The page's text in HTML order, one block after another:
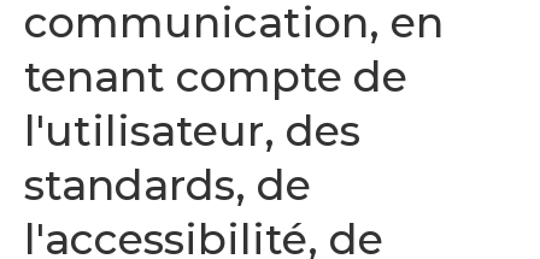
communication, en
tenant compte de
l'utilisateur, des
standards, de
l'accessibilité, de